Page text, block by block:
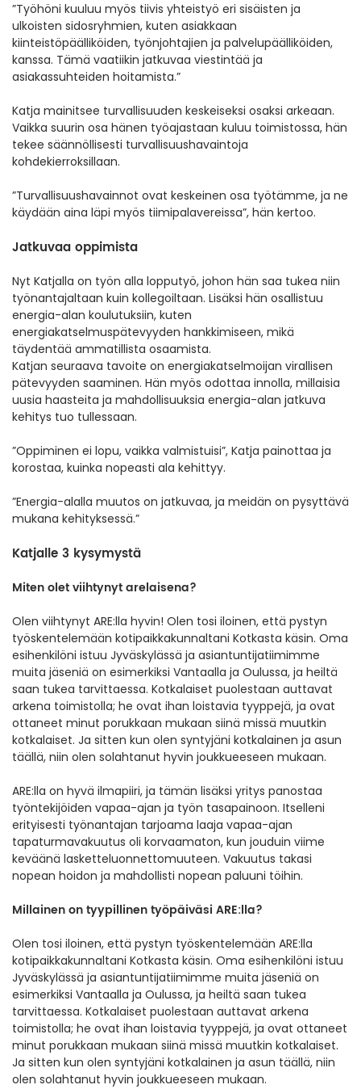
”Työhöni kuuluu myös tiivis yhteistyö eri sisäisten ja
ulkoisten sidosryhmien, kuten asiakkaan
kiinteistöpäälliköiden, työnjohtajien ja palvelupäälliköiden,
kanssa. Tämä vaatiikin jatkuvaa viestintää ja
asiakassuhteiden hoitamista.”
Katja mainitsee turvallisuuden keskeiseksi osaksi arkeaan.
Vaikka suurin osa hänen työajastaan kuluu toimistossa, hän
tekee säännöllisesti turvallisuushavaintoja
kohdekierroksillaan.
”Turvallisuushavainnot ovat keskeinen osa työtämme, ja ne
käydään aina läpi myös tiimipalavereissa”, hän kertoo.
Jatkuvaa oppimista
Nyt Katjalla on työn alla lopputyö, johon hän saa tukea niin
työnantajaltaan kuin kollegoiltaan. Lisäksi hän osallistuu
energia-alan koulutuksiin, kuten
energiakatselmuspätevyyden hankkimiseen, mikä
täydentää ammatillista osaamista.
Katjan seuraava tavoite on energiakatselmoijan virallisen
pätevyyden saaminen. Hän myös odottaa innolla, millaisia
uusia haasteita ja mahdollisuuksia energia-alan jatkuva
kehitys tuo tullessaan.
”Oppiminen ei lopu, vaikka valmistuisi”, Katja painottaa ja
korostaa, kuinka nopeasti ala kehittyy.
”Energia-alalla muutos on jatkuvaa, ja meidän on pysyttävä
mukana kehityksessä.”
Katjalle 3 kysymystä
Miten olet viihtynyt arelaisena?
Olen viihtynyt ARE:lla hyvin! Olen tosi iloinen, että pystyn
työskentelemään kotipaikkakunnaltani Kotkasta käsin. Oma
esihenkilöni istuu Jyväskylässä ja asiantuntijatiimimme
muita jäseniä on esimerkiksi Vantaalla ja Oulussa, ja heiltä
saan tukea tarvittaessa. Kotkalaiset puolestaan auttavat
arkena toimistolla; he ovat ihan loistavia tyyppejä, ja ovat
ottaneet minut porukkaan mukaan siinä missä muutkin
kotkalaiset. Ja sitten kun olen syntyjäni kotkalainen ja asun
täällä, niin olen solahtanut hyvin joukkueeseen mukaan.
ARE:lla on hyvä ilmapiiri, ja tämän lisäksi yritys panostaa
työntekijöiden vapaa-ajan ja työn tasapainoon. Itselleni
erityisesti työnantajan tarjoama laaja vapaa-ajan
tapaturmavakuutus oli korvaamaton, kun jouduin viime
keväänä lasketteluonnettomuuteen. Vakuutus takasi
nopean hoidon ja mahdollisti nopean paluuni töihin.
Millainen on tyypillinen työpäiväsi ARE:lla?
Olen tosi iloinen, että pystyn työskentelemään ARE:lla
kotipaikkakunnaltani Kotkasta käsin. Oma esihenkilöni istuu
Jyväskylässä ja asiantuntijatiimimme muita jäseniä on
esimerkiksi Vantaalla ja Oulussa, ja heiltä saan tukea
tarvittaessa. Kotkalaiset puolestaan auttavat arkena
toimistolla; he ovat ihan loistavia tyyppejä, ja ovat ottaneet
minut porukkaan mukaan siinä missä muutkin kotkalaiset.
Ja sitten kun olen syntyjäni kotkalainen ja asun täällä, niin
olen solahtanut hyvin joukkueeseen mukaan.